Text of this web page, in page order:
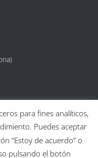
para fines analíticos,
Puedes aceptar
“Estoy de acuerdo” o
pulsando el botón